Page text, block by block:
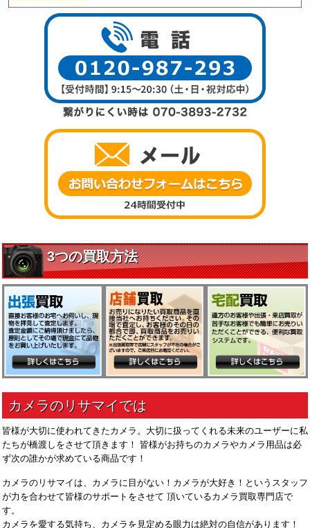
皆様が大切に使われてきたカメラ。大切に扱ってくれる未来のユーザーに私
たちが橋渡しをさせて頂きます！ 皆様がお持ちのカメラやカメラ用品は必
ず次の誰かが求めている商品です！
カメラのリサマイは、カメラに目がない！カメラが大好き！というスタッフ
が力を合わせて皆様のサポートをさせて 頂いているカメラ買取専門店で
す。
カメラを愛する気持ち、カメラを見定める眼力は絶対の自信があります！